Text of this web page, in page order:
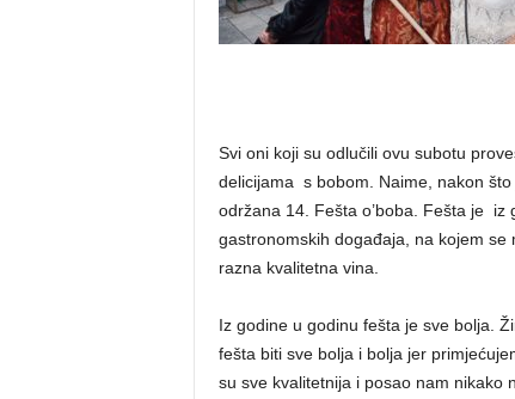
Svi oni koji su odlučili ovu subotu
delicijama s bobom. Naime, nakon
održana 14. Fešta o’boba. Fešta je iz
gastronomskih događaja, na kojem
razna kvalitetna vina.
Iz godine u godinu fešta je sve bolja.
fešta biti sve bolja i bolja jer
su sve kvalitetnija i posao nam nikako